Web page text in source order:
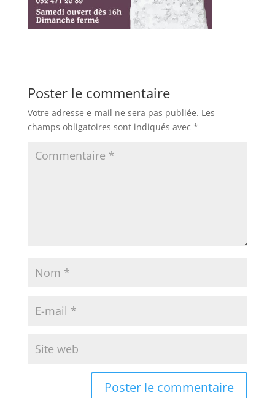
Poster le commentaire
Votre adresse e-mail ne sera pas publiée. Les
champs obligatoires sont indiqués avec *